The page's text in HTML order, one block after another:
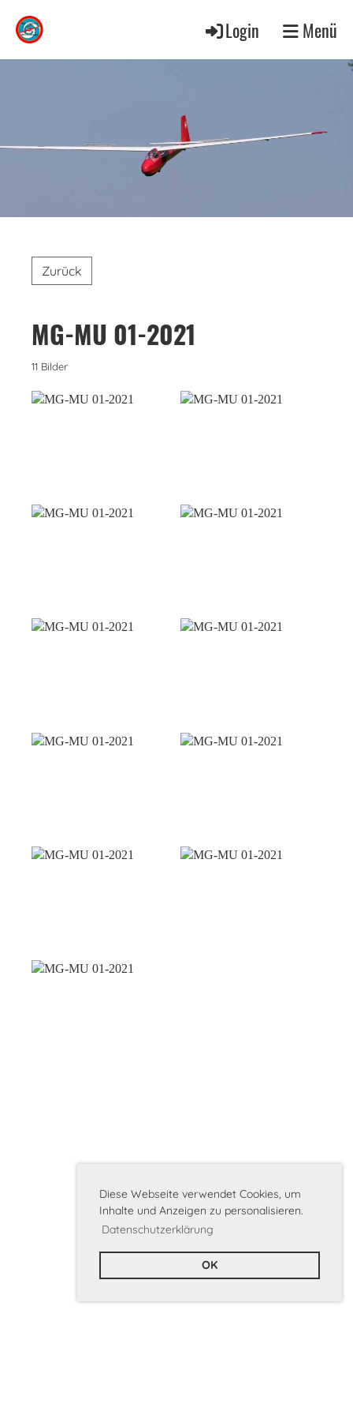
Diese Webseite verwendet Cookies, um
Inhalte und Anzeigen zu personalisieren.
Datenschutzerklärung
OK
Login Menü
Zurück
MG-MU 01-2021
11 Bilder